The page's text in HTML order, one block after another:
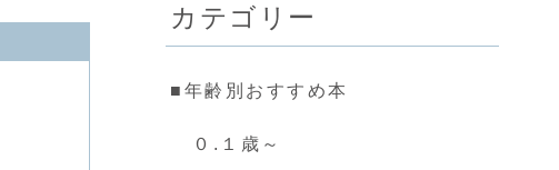
カテゴリー
■年齢別おすすめ本
０.１歳～